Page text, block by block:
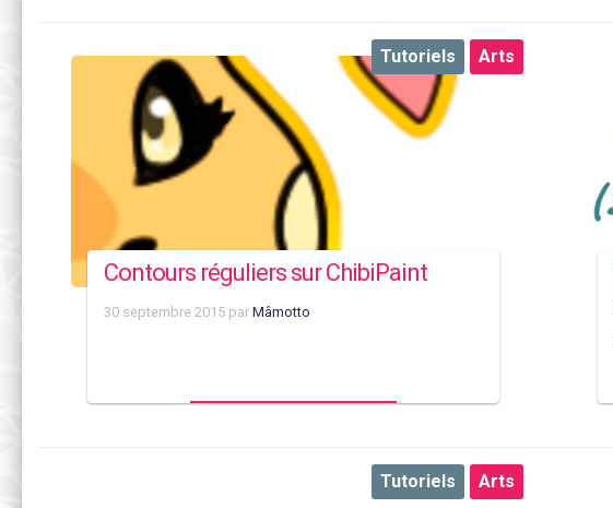
Arts
Tutoriels
Contours réguliers sur ChibiPaint
30 septembre 2015 par Mâmotto
Arts
Tutoriels